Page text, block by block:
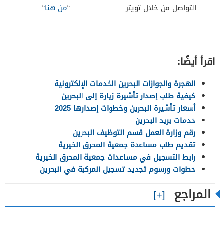
التواصل من خلال تويتر
“من هنا“
اقرأ أيضًا:
الهجرة والجوازات البحرين الخدمات الإلكترونية
كيفية طلب إصدار تأشيرة زيارة إلى البحرين
أسعار تأشيرة البحرين وخطوات إصدارها 2025
خدمات بريد البحرين
رقم وزارة العمل قسم التوظيف البحرين
تقديم طلب مساعدة جمعية المحرق الخيرية
رابط التسجيل في مساعدات جمعية المحرق الخيرية
خطوات ورسوم تجديد تسجيل المركبة في البحرين
المراجع